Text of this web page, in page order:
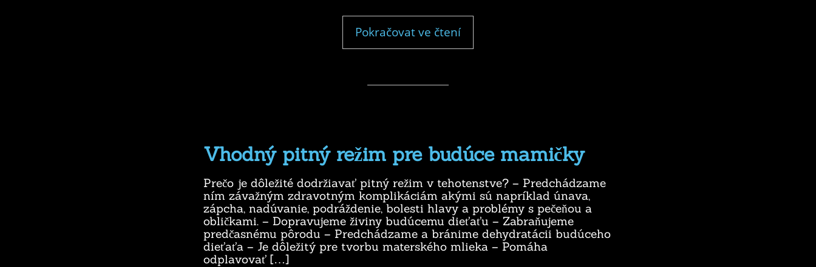
Pokračovat ve čtení"Ryžovanie
Vhodný pitný režim pre budúce mamičky
Prečo je dôležité dodržiavať pitný režim v tehotenstve? – Predchádzame
ním závažným zdravotným komplikáciám akými sú napríklad únava,
zápcha, nadúvanie, podráždenie, bolesti hlavy a problémy s pečeňou a
obličkami. – Dopravujeme živiny budúcemu dieťaťu – Zabraňujeme
predčasnému pôrodu – Predchádzame a bránime dehydratácii budúceho
dieťaťa – Je dôležitý pre tvorbu materského mlieka – Pomáha
odplavovať […]